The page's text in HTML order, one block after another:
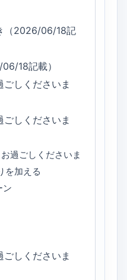
（2026/06/18記
18記載）
ごしくださいま
ごしくださいま
お過ごしくださいま
を加える
ン
ごしくださいま